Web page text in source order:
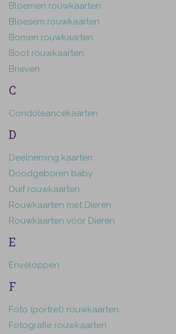
Bloemen rouwkaarten
Bloesem rouwkaarten
Bomen rouwkaarten
Boot rouwkaarten
Brieven
C
Condoleancekaarten
D
Deelneming kaarten
Doodgeboren baby
Duif rouwkaarten
Rouwkaarten met Dieren
Rouwkaarten vóór Dieren
E
Enveloppen
F
Foto (portret) rouwkaarten
Fotografie rouwkaarten